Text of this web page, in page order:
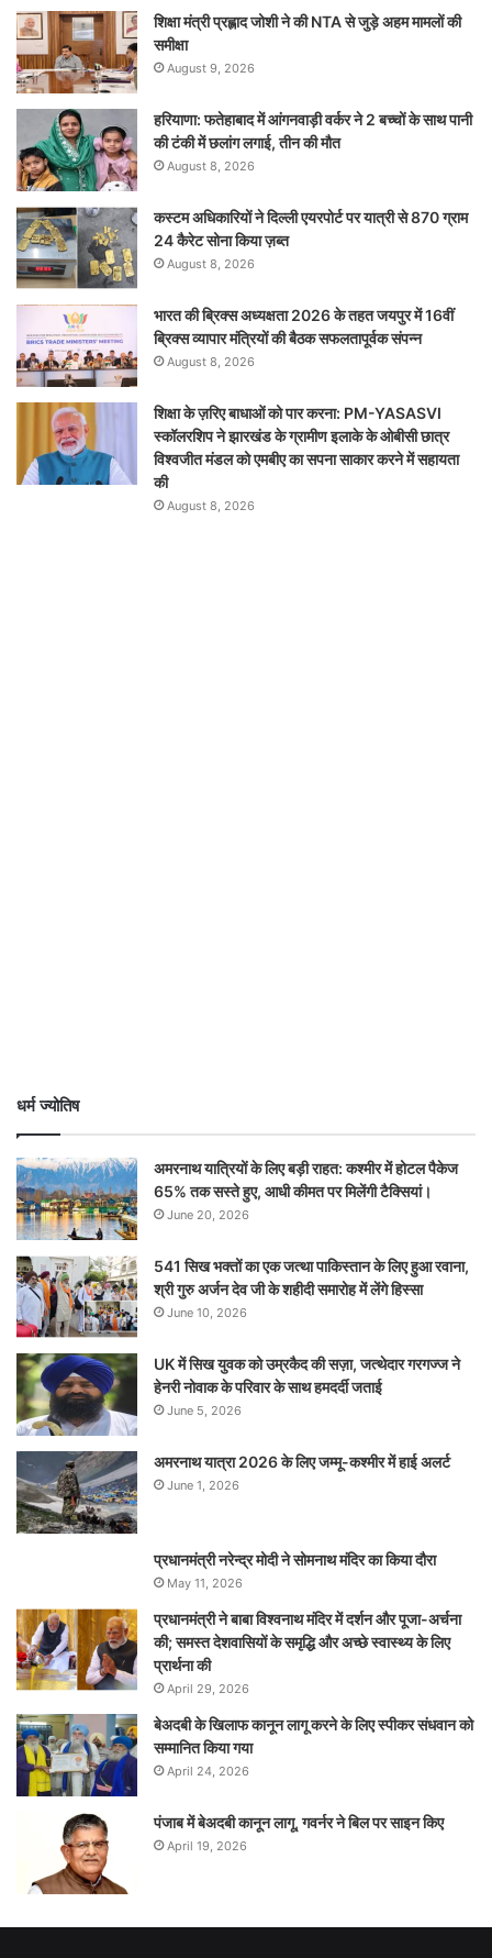
शिक्षा मंत्री प्रह्लाद जोशी ने की NTA से जुड़े अहम मामलों की
समीक्षा
August 9, 2026
हरियाणा: फतेहाबाद में आंगनवाड़ी वर्कर ने 2 बच्चों के साथ पानी
की टंकी में छलांग लगाई, तीन की मौत
August 8, 2026
कस्टम अधिकारियों ने दिल्ली एयरपोर्ट पर यात्री से 870 ग्राम
24 कैरेट सोना किया ज़ब्त
August 8, 2026
भारत की ब्रिक्‍स अध्यक्षता 2026 के तहत जयपुर में 16वीं
ब्रिक्‍स व्यापार मंत्रियों की बैठक सफलतापूर्वक संपन्न
August 8, 2026
शिक्षा के ज़रिए बाधाओं को पार करना: PM-YASASVI
स्कॉलरशिप ने झारखंड के ग्रामीण इलाके के ओबीसी छात्र
विश्वजीत मंडल को एमबीए का सपना साकार करने में सहायता
की
August 8, 2026
धर्म ज्योतिष
अमरनाथ यात्रियों के लिए बड़ी राहत: कश्मीर में होटल पैकेज
65% तक सस्ते हुए, आधी कीमत पर मिलेंगी टैक्सियां।
June 20, 2026
541 सिख भक्तों का एक जत्था पाकिस्तान के लिए हुआ रवाना,
श्री गुरु अर्जन देव जी के शहीदी समारोह में लेंगे हिस्सा
June 10, 2026
UK में सिख युवक को उम्रकैद की सज़ा, जत्थेदार गरगज्ज ने
हेनरी नोवाक के परिवार के साथ हमदर्दी जताई
June 5, 2026
अमरनाथ यात्रा 2026 के लिए जम्मू-कश्मीर में हाई अलर्ट
June 1, 2026
प्रधानमंत्री नरेन्‍द्र मोदी ने सोमनाथ मंदिर का किया दौरा
May 11, 2026
प्रधानमंत्री ने बाबा विश्वनाथ मंदिर में दर्शन और पूजा-अर्चना
की; समस्‍त देशवासियों के समृद्धि और अच्छे स्वास्थ्य के लिए
प्रार्थना की
April 29, 2026
बेअदबी के खिलाफ कानून लागू करने के लिए स्पीकर संधवान को
सम्मानित किया गया
April 24, 2026
पंजाब में बेअदबी कानून लागू, गवर्नर ने बिल पर साइन किए
April 19, 2026